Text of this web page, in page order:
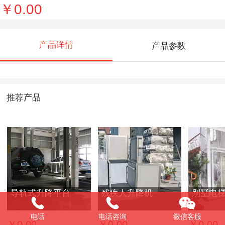
￥0.00
产品详情 产品参数
推荐产品
导轨式升降平台 残疾人升降机 别墅电
电话 电话咨询 微信客服